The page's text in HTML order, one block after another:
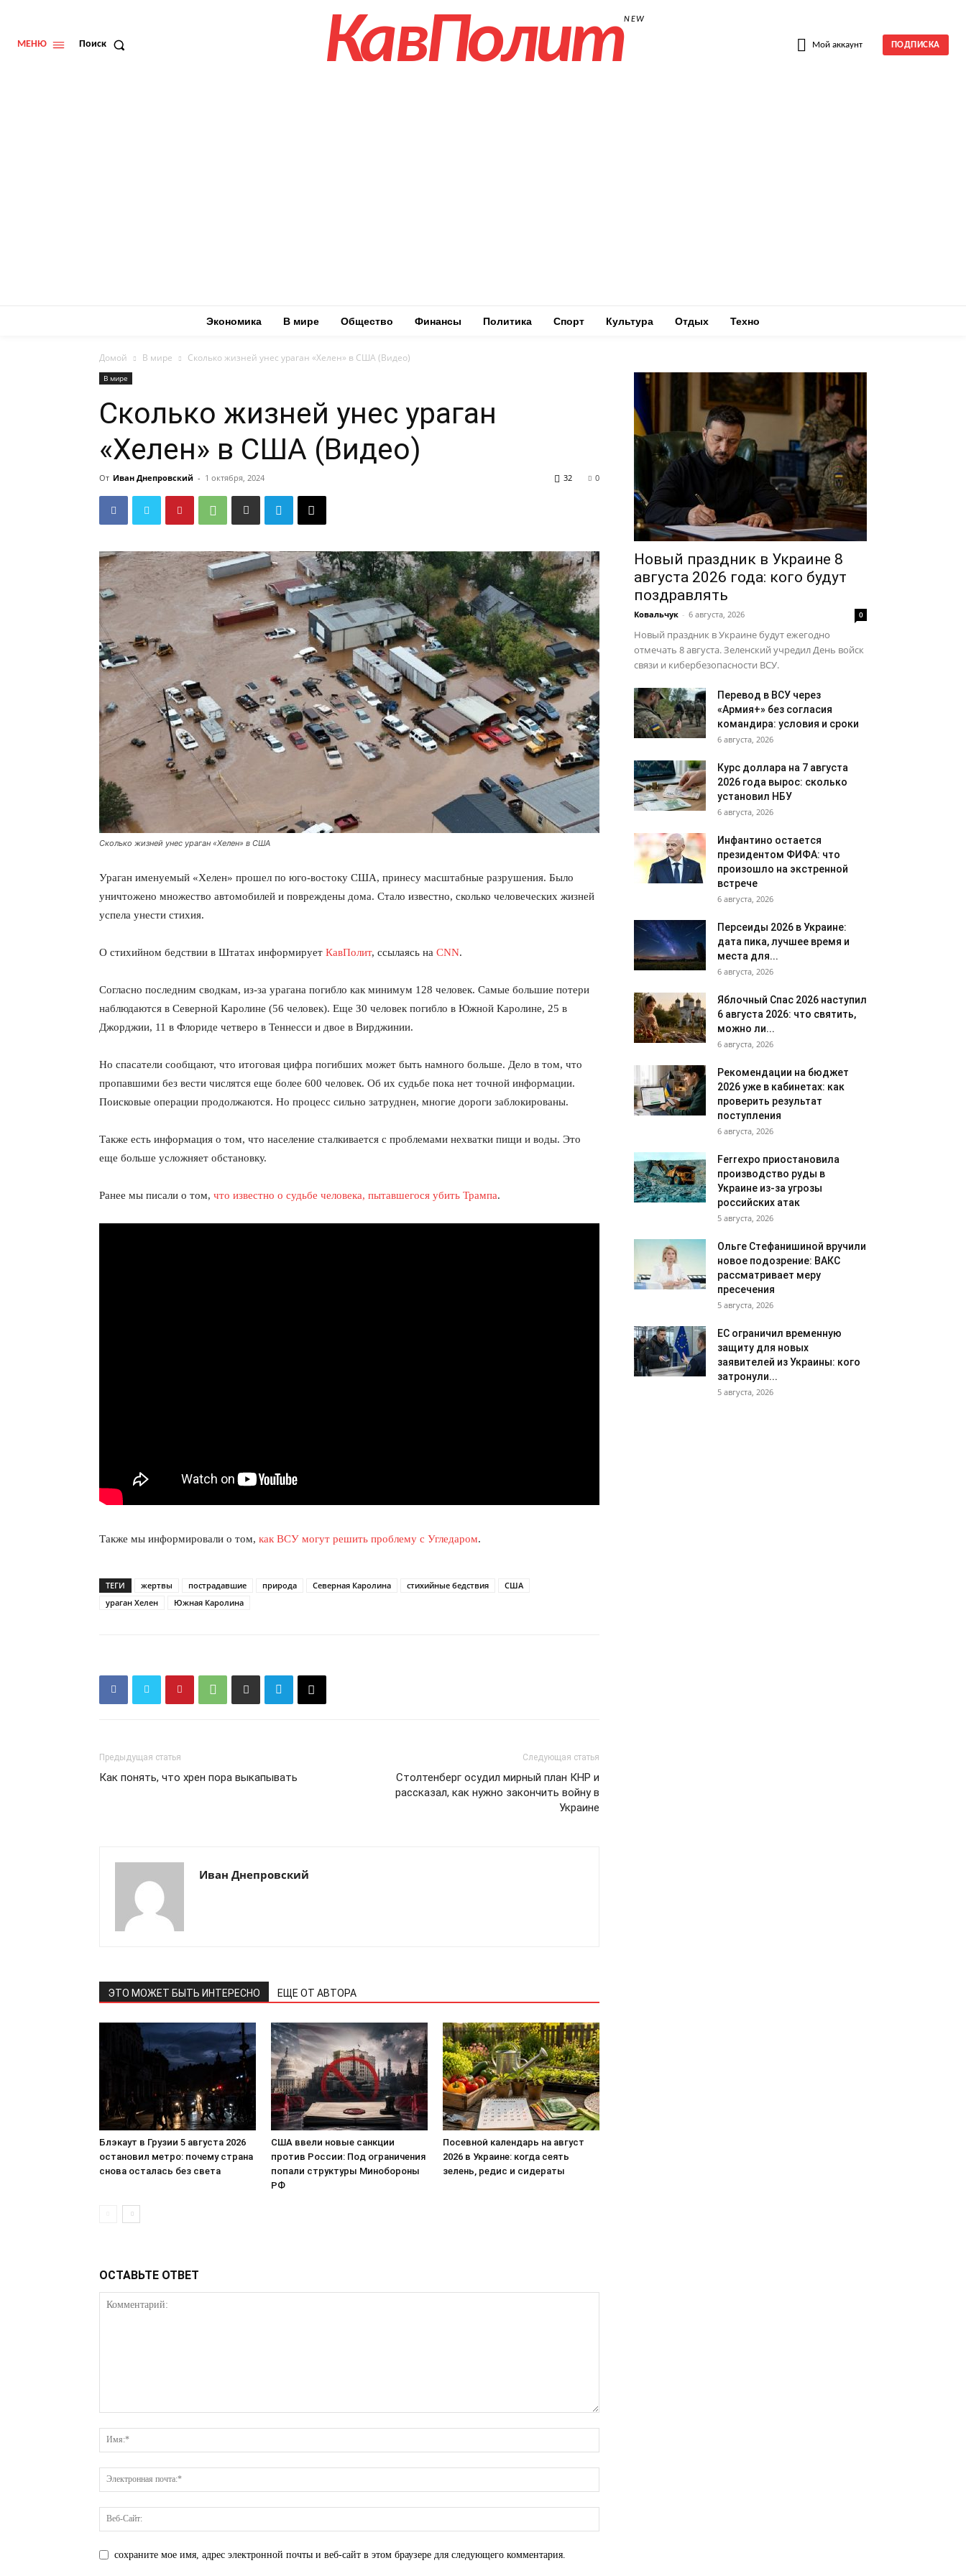
Подписка
Реклама
МЕНЮ Поиск КавПолитNEW
Мой аккаунт ПОДПИСКА
Экономика В мире Общество Финансы Политика Спорт Культура Отдых Техно
Домой В мире Сколько жизней унес ураган «Хелен» в США (Видео)
В мире
Сколько жизней унес ураган
«Хелен» в США (Видео)
От Иван Днепровский - 1 октября, 2024 0
32
Сколько жизней унес ураган «Хелен» в США
Ураган именуемый «Хелен» прошел по юго-востоку США, принесу масштабные разрушения. Было
уничтожено множество автомобилей и повреждены дома. Стало известно, сколько человеческих жизней
успела унести стихия.
О стихийном бедствии в Штатах информирует КавПолит, ссылаясь на CNN.
Согласно последним сводкам, из-за урагана погибло как минимум 128 человек. Самые большие потери
наблюдаются в Северной Каролине (56 человек). Еще З0 человек погибло в Южной Каролине, 25 в
Джорджии, 11 в Флориде четверо в Теннесси и двое в Вирджинии.
Но спасатели сообщают, что итоговая цифра погибших может быть намного больше. Дело в том, что
пропавшими без вести числятся еще более 600 человек. Об их судьбе пока нет точной информации.
Поисковые операции продолжаются. Но процесс сильно затруднен, многие дороги заблокированы.
Также есть информация о том, что население сталкивается с проблемами нехватки пищи и воды. Это
еще больше усложняет обстановку.
Ранее мы писали о том, что известно о судьбе человека, пытавшегося убить Трампа.
Также мы информировали о том, как ВСУ могут решить проблему с Угледаром.
ТЕГИ жертвы пострадавшие природа Северная Каролина стихийные бедствия
США
ураган Хелен
Южная Каролина
Предыдущая статья
Как понять, что хрен пора выкапывать
Следующая статья
Столтенберг осудил мирный план КНР и
рассказал, как нужно закончить войну в
Украине
Иван Днепровский
ЭТО МОЖЕТ БЫТЬ ИНТЕРЕСНО ЕЩЕ ОТ АВТОРА
Блэкаут в Грузии 5 августа 2026
остановил метро: почему страна
снова осталась без света
США ввели новые санкции
против России: Под ограничения
попали структуры Минобороны
РФ
Посевной календарь на август
2026 в Украине: когда сеять
зелень, редис и сидераты
ОСТАВЬТЕ ОТВЕТ
сохраните мое имя, адрес электронной почты и веб-сайт в этом браузере для следующего комментария.
Новый праздник в Украине 8
августа 2026 года: кого будут
поздравлять
Ковальчук - 6 августа, 2026 0
Новый праздник в Украине будут ежегодно
отмечать 8 августа. Зеленский учредил День войск
связи и кибербезопасности ВСУ.
Перевод в ВСУ через
«Армия+» без согласия
командира: условия и сроки
6 августа, 2026
Курс доллара на 7 августа
2026 года вырос: сколько
установил НБУ
6 августа, 2026
Инфантино остается
президентом ФИФА: что
произошло на экстренной
встрече
6 августа, 2026
Персеиды 2026 в Украине:
дата пика, лучшее время и
места для...
6 августа, 2026
Яблочный Спас 2026 наступил
6 августа 2026: что святить,
можно ли...
6 августа, 2026
Рекомендации на бюджет
2026 уже в кабинетах: как
проверить результат
поступления
6 августа, 2026
Ferrexpo приостановила
производство руды в
Украине из-за угрозы
российских атак
5 августа, 2026
Ольге Стефанишиной вручили
новое подозрение: ВАКС
рассматривает меру
пресечения
5 августа, 2026
ЕС ограничил временную
защиту для новых
заявителей из Украины: кого
затронули...
5 августа, 2026